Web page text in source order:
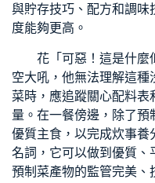
與貯存技巧、配方和調味
度能夠更高。
花「可惡！這是什麼
空大吼，他無法理解這種
菜時，應追蹤關心配料
量。在一餐傍邊，除了
優質主食，以完成炊事
名詞，它可以做到優質、
預制菜產物的監管完美、